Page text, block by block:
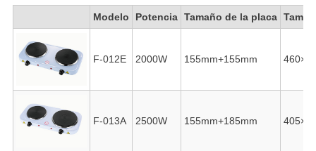
Modelo Potencia Tamaño de la placa
F-012E 2000W 155mm+155mm
F-013A 2500W 155mm+185mm